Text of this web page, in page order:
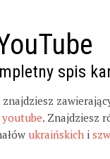
spis
youtube. Znajdziesz
ukraińskich i